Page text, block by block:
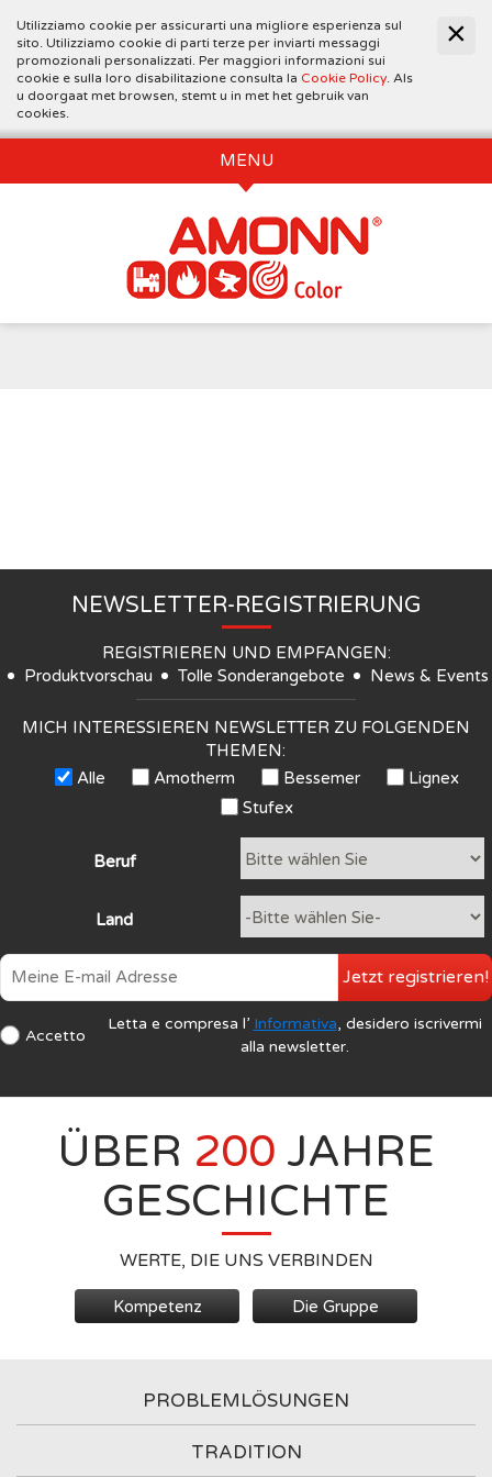
Utilizziamo cookie per assicurarti una migliore esperienza sul
sito. Utilizziamo cookie di parti terze per inviarti messaggi
promozionali personalizzati. Per maggiori informazioni sui
cookie e sulla loro disabilitazione consulta la Cookie Policy. Als
u doorgaat met browsen, stemt u in met het gebruik van
cookies.
MENU
NEWSLETTER-REGISTRIERUNG
REGISTRIEREN UND EMPFANGEN:
Produktvorschau
Tolle Sonderangebote News & Events
MICH INTERESSIEREN NEWSLETTER ZU FOLGENDEN
THEMEN:
Alle
Amotherm Bessemer
Lignex
Stufex
Beruf
Land
Accetto
Letta e compresa l’ Informativa, desidero iscrivermi
alla newsletter.
Jetzt registrieren!
ÜBER 200 JAHRE
GESCHICHTE
WERTE, DIE UNS VERBINDEN
Kompetenz Die Gruppe
PROBLEMLÖSUNGEN
TRADITION